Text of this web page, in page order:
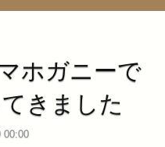
ホガニーで
きました
00:00